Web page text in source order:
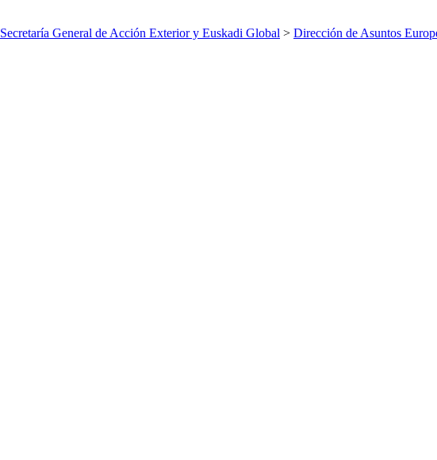
Secretaría General de Acción Exterior y Euskadi Global > Dirección de Asuntos